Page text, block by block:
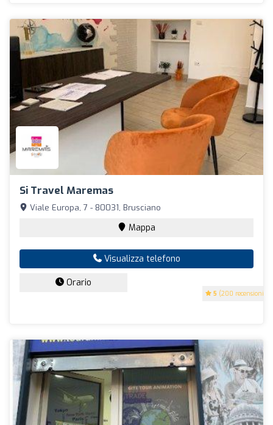
Si Travel Maremas
5 (200 recensioni)
Viale Europa, 7 - 80031, Brusciano
Mappa
Visualizza telefono
Orario